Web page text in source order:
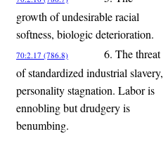
growth of undesirable racial
softness, biologic deterioration.
70:2.17 (786.8)
6. The threat
of standardized industrial slavery,
personality stagnation. Labor is
ennobling but drudgery is
benumbing.